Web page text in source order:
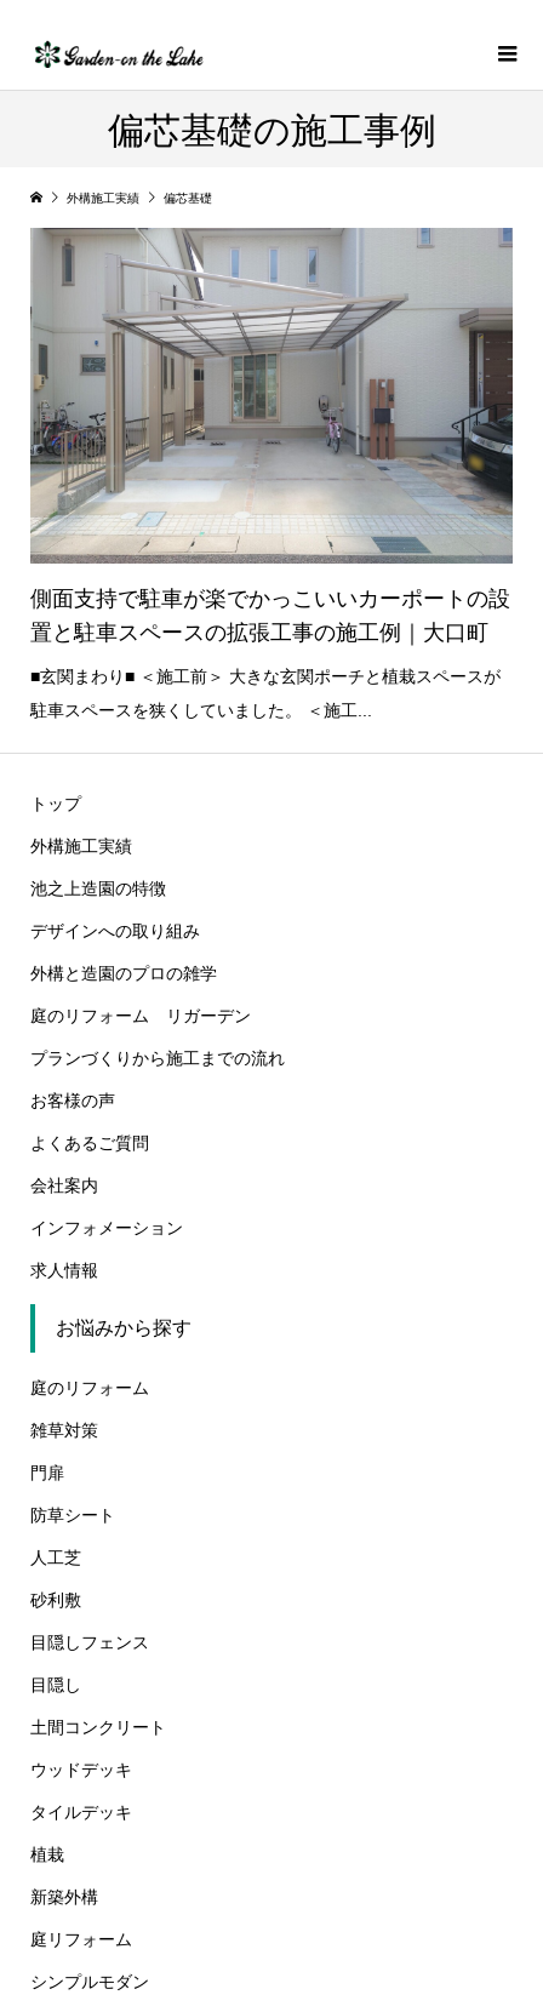
偏芯基礎の施工事例
外構施工実績 偏芯基礎
側面支持で駐車が楽でかっこいいカーポートの設
置と駐車スペースの拡張工事の施工例｜大口町
■玄関まわり■ ＜施工前＞ 大きな玄関ポーチと植栽スペースが
駐車スペースを狭くしていました。 ＜施工...
トップ
外構施工実績
池之上造園の特徴
デザインへの取り組み
外構と造園のプロの雑学
庭のリフォーム リガーデン
プランづくりから施工までの流れ
お客様の声
よくあるご質問
会社案内
インフォメーション
求人情報
お悩みから探す
庭のリフォーム
雑草対策
門扉
防草シート
人工芝
砂利敷
目隠しフェンス
目隠し
土間コンクリート
ウッドデッキ
タイルデッキ
植栽
新築外構
庭リフォーム
シンプルモダン